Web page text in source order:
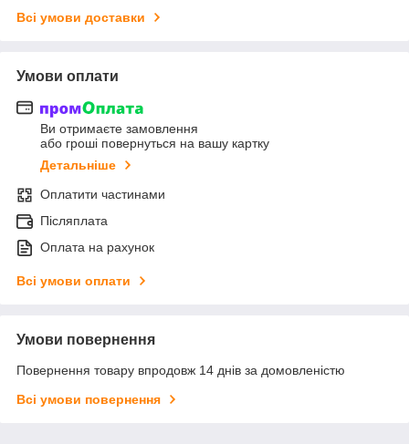
Всі умови доставки
Умови оплати
Ви отримаєте замовлення
або гроші повернуться на вашу картку
Детальніше
Оплатити частинами
Післяплата
Оплата на рахунок
Всі умови оплати
Умови повернення
Повернення товару впродовж 14 днів за домовленістю
Всі умови повернення